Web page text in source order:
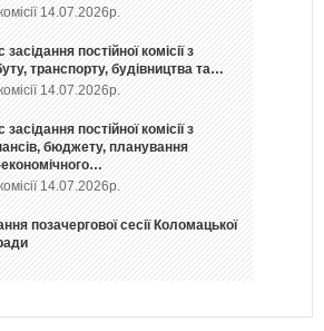
14.07.2026р.
постійної комісії з
транспорту, будівництва та…
14.07.2026р.
постійної комісії з
бюджету, планування
14.07.2026р.
позачергової сесії Коломацької